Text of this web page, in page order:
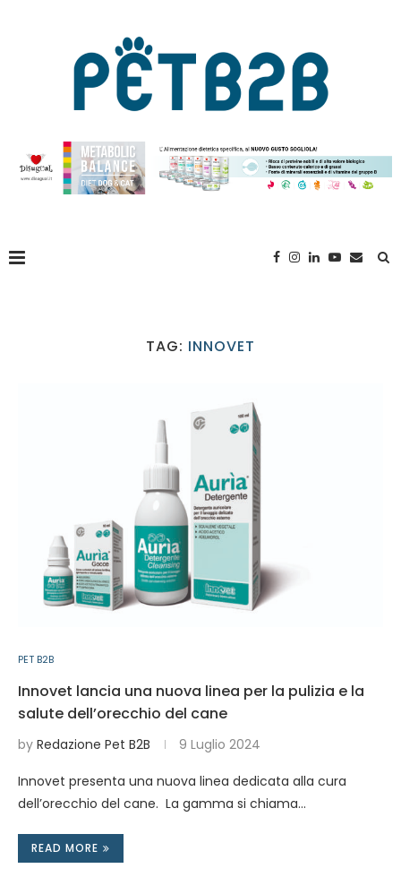
TAG: INNOVET
PET B2B
Innovet lancia una nuova linea per la pulizia e la
salute dell’orecchio del cane
by Redazione Pet B2B 9 Luglio 2024
Innovet presenta una nuova linea dedicata alla cura
dell’orecchio del cane. La gamma si chiama…
READ MORE